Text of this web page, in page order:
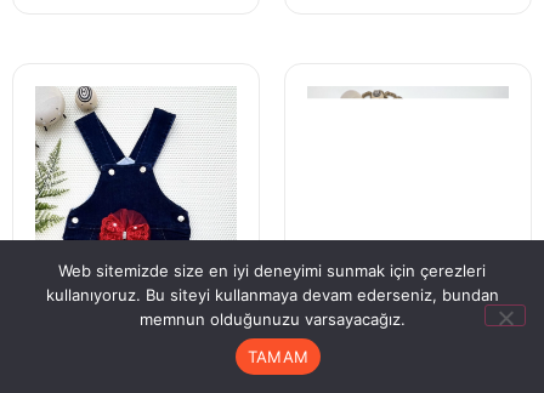
5-6-7 Yaş Payetli Süslü
Yüz Baskılı Kız Çocuk
Elbisesi Hardal
Hesabım Sipariş Takip
Web sitemizde size en iyi deneyimi sunmak için çerezleri
kullanıyoruz. Bu siteyi kullanmaya devam ederseniz, bundan
memnun olduğunuzu varsayacağız.
TAMAM